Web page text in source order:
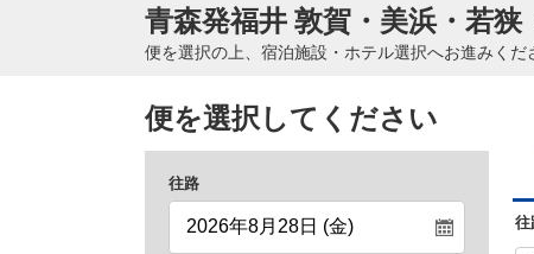
青森発福井 敦賀・美浜・若
便を選択の上、宿泊施設・ホテル選択へお進みくだ
便を選択してください
往路
往